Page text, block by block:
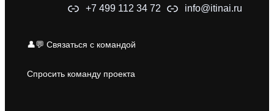
+7 499 112 34 72
info@itinai.ru
👤💬 Связаться с командой
Спросить команду проекта